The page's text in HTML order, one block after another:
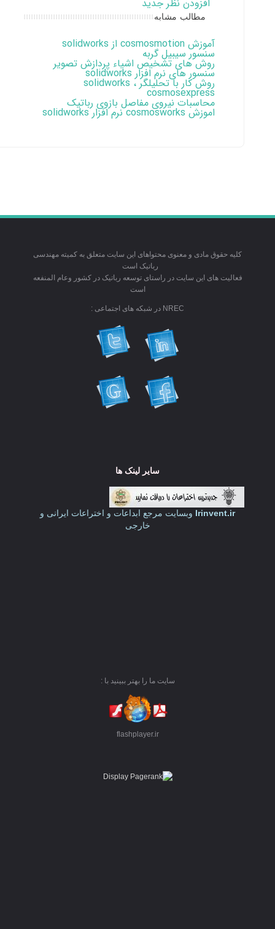
افزودن نظر جدید
مطالب مشابه
آموزش cosmosmotion از solidworks
سنسور سیبیل گربه
روش های تشخیص اشیاء پردازش تصویر
سنسور های نرم افزار solidworks
روش کار با تحلیلگر solidworks ،
cosmosexpress
محاسبات نیروی مفاصل بازوی رباتیک
اموزش cosmosworks نرم افزار solidworks
کلیه حقوق مادی و معنوی محتواهای این سایت متعلق به کمیته مهندسی
رباتیک است
فعالیت های این سایت در راستای توسعه رباتیک در کشور وعام المنفعه
است
NREC در شبکه های اجتماعی :
سایر لینک ها
Irinvent.irوبسایت مرجع ابداعات و اختراعات ایرانی و
خارجی
سایت ما را بهتر ببینید با :
flashplayer.ir